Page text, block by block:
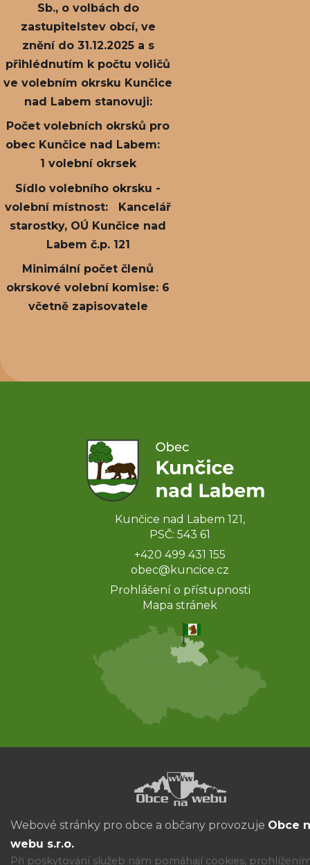
Sb., o volbách do
zastupitelstev obcí, ve
znění do 31.12.2025 a s
přihlédnutím k počtu voličů
ve volebním okrsku Kunčice
nad Labem stanovuji:
Počet volebních okrsků pro
obec Kunčice nad Labem:
1 volební okrsek
Sídlo volebního okrsku -
volební místnost: Kancelář
starostky, OÚ Kunčice nad
Labem č.p. 121
Minimální počet členů
okrskové volební komise: 6
včetně zapisovatele
Kunčice nad Labem 121,
PSČ: 543 61
+420 499 431 155
obec@kuncice.cz
Prohlášení o přístupnosti
Mapa stránek
Webové stránky pro obce a občany provozuje Obce
webu s.r.o.
Při poskytování služeb nám pomáhají cookies,